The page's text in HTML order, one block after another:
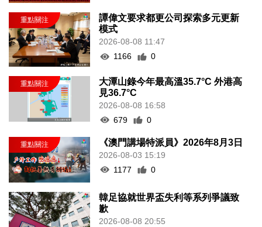
譚偉文要求都更公司探索多元更新
模式
2026-08-08 11:47
1166
0
大潭山錄今年最高溫35.7°C 外港高
見36.7°C
2026-08-08 16:58
679
0
《澳門講場特派員》2026年8月3日
2026-08-03 15:19
1177
0
韓足協就世界盃失利等系列爭議致
歉
2026-08-08 20:55